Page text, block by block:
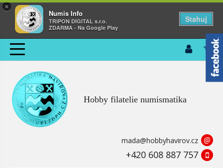
×
Numis Info
TRIPON DIGITAL s.r.o.
ZDARMA - Na Google Play
Stahuj
Hobby filatelie numismatika
mada@hobbyhavirov.cz @
+420 608 887 757